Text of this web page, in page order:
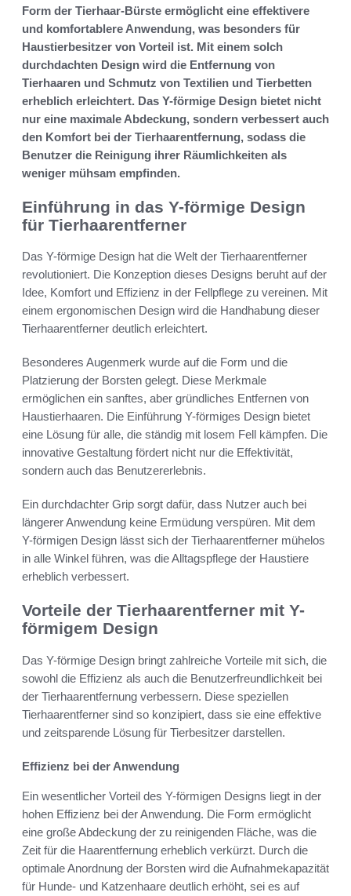
Form der Tierhaar-Bürste ermöglicht eine effektivere
und komfortablere Anwendung, was besonders für
Haustierbesitzer von Vorteil ist. Mit einem solch
durchdachten Design wird die Entfernung von
Tierhaaren und Schmutz von Textilien und Tierbetten
erheblich erleichtert. Das Y-förmige Design bietet nicht
nur eine maximale Abdeckung, sondern verbessert auch
den Komfort bei der Tierhaarentfernung, sodass die
Benutzer die Reinigung ihrer Räumlichkeiten als
weniger mühsam empfinden.
Einführung in das Y-förmige Design
für Tierhaarentferner
Das Y-förmige Design hat die Welt der Tierhaarentferner
revolutioniert. Die Konzeption dieses Designs beruht auf der
Idee, Komfort und Effizienz in der Fellpflege zu vereinen. Mit
einem ergonomischen Design wird die Handhabung dieser
Tierhaarentferner deutlich erleichtert.
Besonderes Augenmerk wurde auf die Form und die
Platzierung der Borsten gelegt. Diese Merkmale
ermöglichen ein sanftes, aber gründliches Entfernen von
Haustierhaaren. Die Einführung Y-förmiges Design bietet
eine Lösung für alle, die ständig mit losem Fell kämpfen. Die
innovative Gestaltung fördert nicht nur die Effektivität,
sondern auch das Benutzererlebnis.
Ein durchdachter Grip sorgt dafür, dass Nutzer auch bei
längerer Anwendung keine Ermüdung verspüren. Mit dem
Y-förmigen Design lässt sich der Tierhaarentferner mühelos
in alle Winkel führen, was die Alltagspflege der Haustiere
erheblich verbessert.
Vorteile der Tierhaarentferner mit Y-
förmigem Design
Das Y-förmige Design bringt zahlreiche Vorteile mit sich, die
sowohl die Effizienz als auch die Benutzerfreundlichkeit bei
der Tierhaarentfernung verbessern. Diese speziellen
Tierhaarentferner sind so konzipiert, dass sie eine effektive
und zeitsparende Lösung für Tierbesitzer darstellen.
Effizienz bei der Anwendung
Ein wesentlicher Vorteil des Y-förmigen Designs liegt in der
hohen Effizienz bei der Anwendung. Die Form ermöglicht
eine große Abdeckung der zu reinigenden Fläche, was die
Zeit für die Haarentfernung erheblich verkürzt. Durch die
optimale Anordnung der Borsten wird die Aufnahmekapazität
für Hunde- und Katzenhaare deutlich erhöht, sei es auf